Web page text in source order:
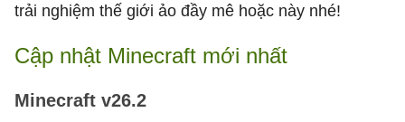
trải nghiệm thế giới ảo đầy mê hoặc này nhé!
Cập nhật Minecraft mới nhất
Minecraft v26.2